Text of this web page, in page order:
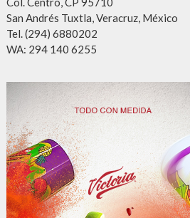
San Andrés Tuxtla, Veracruz, México
Tel. (294) 6880202
WA: 294 140 6255